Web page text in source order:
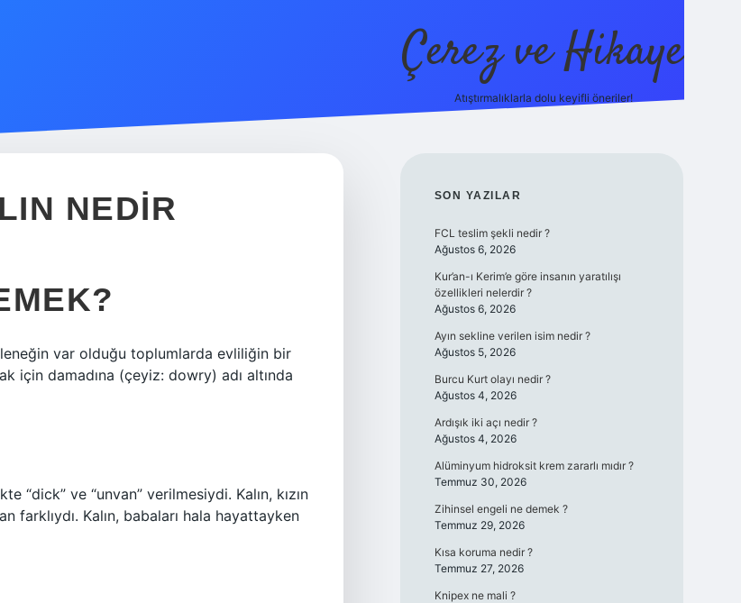
Çerez ve Hikaye
Atıştırmalıklarla dolu keyifli öneriler!
NEDIR
var olduğu toplumlarda evliliğin bir
için damadına (çeyiz: dowry) adı altında
“dick” ve “unvan” verilmesiydi. Kalın, kızın
farklıydı. Kalın, babaları hala hayattayken
SIDEBAR
SON YAZILAR
FCL teslim şekli nedir ?
Ağustos 6, 2026
Kur’an-ı Kerim’e göre insanın yaratılışı
özellikleri nelerdir ?
Ağustos 6, 2026
Ayın sekline verilen isim nedir ?
Ağustos 5, 2026
Burcu Kurt olayı nedir ?
Ağustos 4, 2026
Ardışık iki açı nedir ?
Ağustos 4, 2026
Alüminyum hidroksit krem zararlı mıdır ?
Temmuz 30, 2026
Zihinsel engeli ne demek ?
Temmuz 29, 2026
Kısa koruma nedir ?
Temmuz 27, 2026
Knipex ne mali ?